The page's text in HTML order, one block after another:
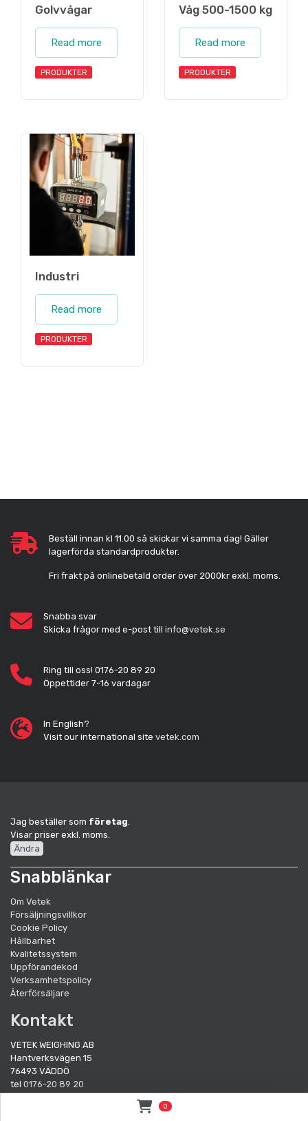
Golvvågar
Read more
PRODUKTER
Våg 500-1500 kg
Read more
PRODUKTER
Industri
Read more
PRODUKTER
Beställ innan kl 11.00 så skickar vi samma dag! Gäller
lagerförda standardprodukter.
Fri frakt på onlinebetald order över 2000kr exkl. moms.
Snabba svar
Skicka frågor med e-post till info@vetek.se
Ring till oss! 0176-20 89 20
Öppettider 7-16 vardagar
In English?
Visit our international site vetek.com
Jag beställer som företag
Visar priser exkl. moms.
Ändra
Snabblänkar
Om Vetek
Försäljningsvillkor
Cookie Policy
Hållbarhet
Kvalitetssystem
Uppförandekod
Verksamhetspolicy
Återförsäljare
Kontakt
VETEK WEIGHING AB
Hantverksvägen 15
76493 VÄDDÖ
tel 0176-20 89 20
order@vetek.se
0